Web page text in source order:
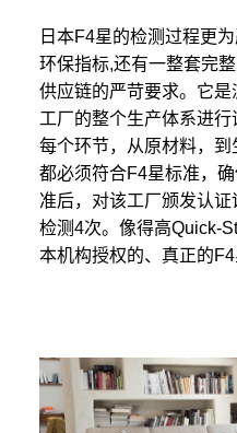
日本F4星的检测过程更
环保指标,还有一整套完
供应链的严苛要求。它
工厂的整个生产体系进
每个环节，从原材料，
都必须符合F4星标准，
准后，对该工厂颁发认
检测4次。像得高Quick-
本机构授权的、真正的F4